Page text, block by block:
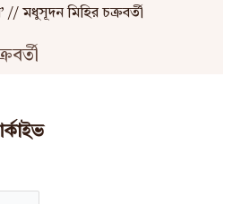
// মধুসূদন মিহির চক্রবর্তী